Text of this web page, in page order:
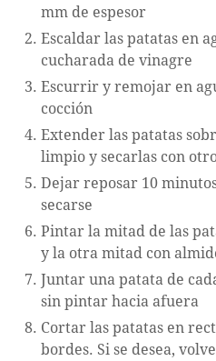
mm de espesor
Escaldar las patatas en
cucharada de vinagre
Escurrir y remojar en
cocción
Extender las patatas
limpio y secarlas con
Dejar reposar 10
secarse
Pintar la mitad de las
y la otra mitad con
Juntar una patata de
sin pintar hacia afuera
Cortar las patatas en
bordes. Si se desea,